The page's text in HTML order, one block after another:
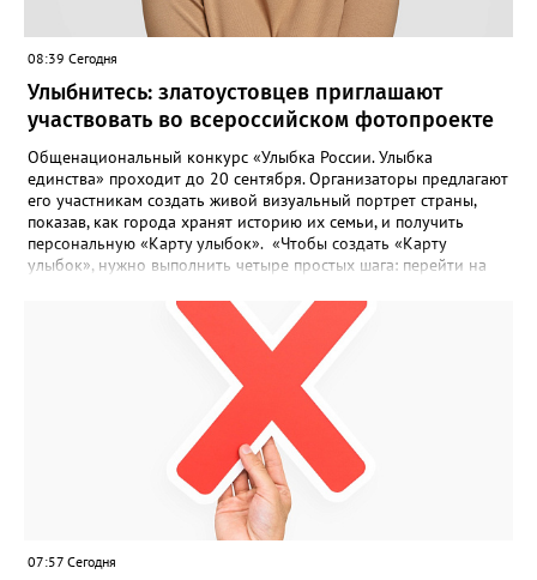
08:39 Сегодня
Улыбнитесь: златоустовцев приглашают
участвовать во всероссийском фотопроекте
Общенациональный конкурс «Улыбка России. Улыбка
единства» проходит до 20 сентября. Организаторы предлагают
его участникам создать живой визуальный портрет страны,
показав, как города хранят историю их семьи, и получить
персональную «Карту улыбок». «Чтобы создать «Карту
улыбок», нужно выполнить четыре простых шага: перейти на
улыбок»; загрузить фотографию с улыбкой – подойдёт портрет
одного человека, пары, семьи или нескольких поколений в
одном кадре; отметить один или несколько городов,
связанных с историей семьи или важными воспоминаниями;
добавить подписи к городам, кратко объяснив связь с каждым
из них, указать контакты и подтвердить согласие с правилами
проекта», - говорится в инструкции на сайте проекта. ‍Заявка
может быть семейной, а после модерации стать частью
визуального архива проекта. 20 участников обещают
пригласить на итоговую фотосессию в Москве. Персональную
«Карту улыбок», которую можно скачать, сохранить и
опубликовать в социальных сетях, отмечают в оргкомитете,
получат все, кто улыбнулся.
07:57 Сегодня